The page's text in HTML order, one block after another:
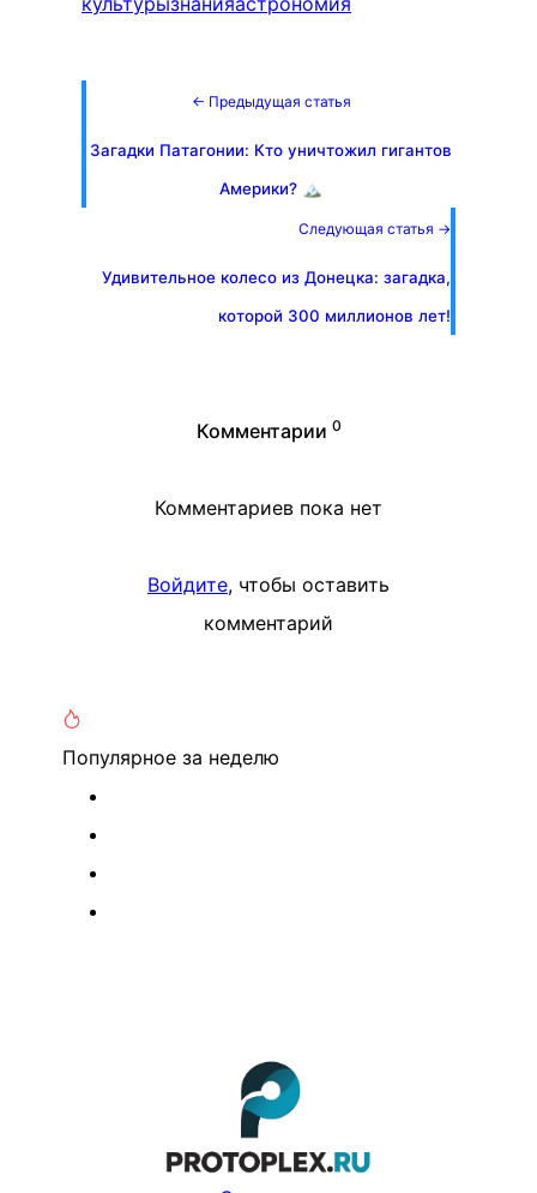
← Предыдущая статья
Загадки Патагонии: Кто уничтожил гигантов
Америки? 🏔️
Следующая статья →
Удивительное колесо из Донецка: загадка,
которой 300 миллионов лет!
Комментарии 0
Комментариев пока нет
Войдите, чтобы оставить
комментарий
Популярное за неделю